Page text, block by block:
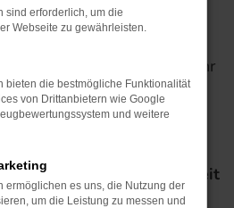
uns sichern Sie sich ein Jahr
- und das für bis zu 7 Jahre
km !*
genießen Sie die Sicherheit
Treuegarantie!
sind erforderlich, um die
Webseite zu gewährleisten.
bieten die bestmögliche Funktionalität
von Drittanbietern wie Google
und weitere
ermöglichen es uns, die Nutzung der
um die Leistung zu messen und